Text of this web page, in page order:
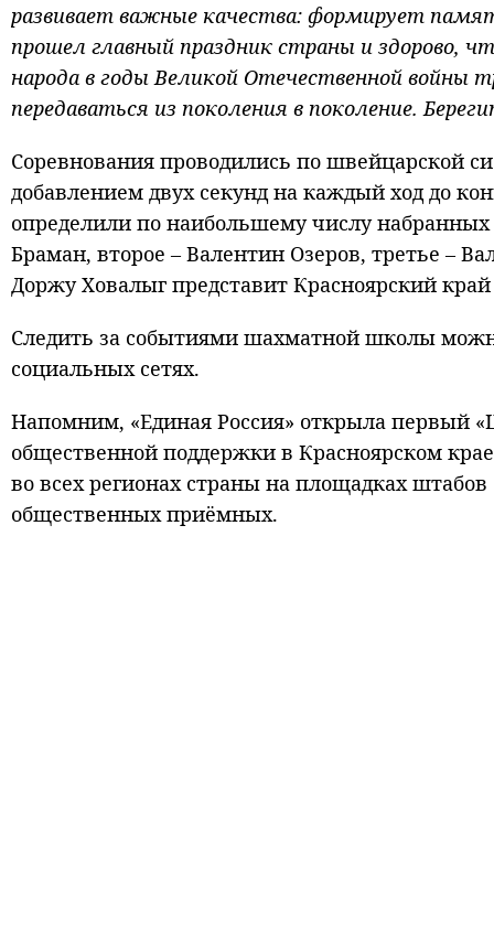
развивает важные качества: формирует
прошел главный праздник страны и здорово,
народа в годы Великой Отечественной
передаваться из поколения в поколение.
Соревнования проводились по швейцарской
добавлением двух секунд на каждый ход до
определили по наибольшему числу
Браман, второе – Валентин Озеров, третье –
Доржу Ховалыг представит Красноярский
Следить за событиями шахматной школы
социальных сетях.
Напомним, «Единая Россия» открыла первый
общественной поддержки в Красноярском
во всех регионах страны на площадках
общественных приёмных.